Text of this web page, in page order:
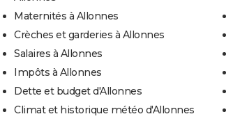
Maternités à Allonnes
Crèches et garderies à Allonnes
Salaires à Allonnes
Impôts à Allonnes
Dette et budget d'Allonnes
Climat et historique météo d'Allonnes